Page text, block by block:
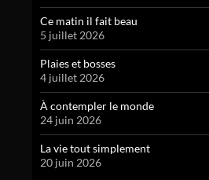
Ce matin il fait beau
5 juillet 2026
Plaies et bosses
4 juillet 2026
À contempler le monde
24 juin 2026
La vie tout simplement
20 juin 2026